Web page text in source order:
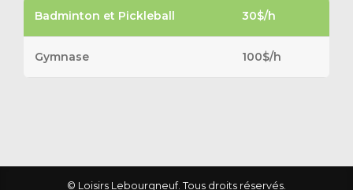
Badminton et Pickleball 30$/h
Gymnase 100$/h
© Loisirs Lebourgneuf. Tous droits réservés.